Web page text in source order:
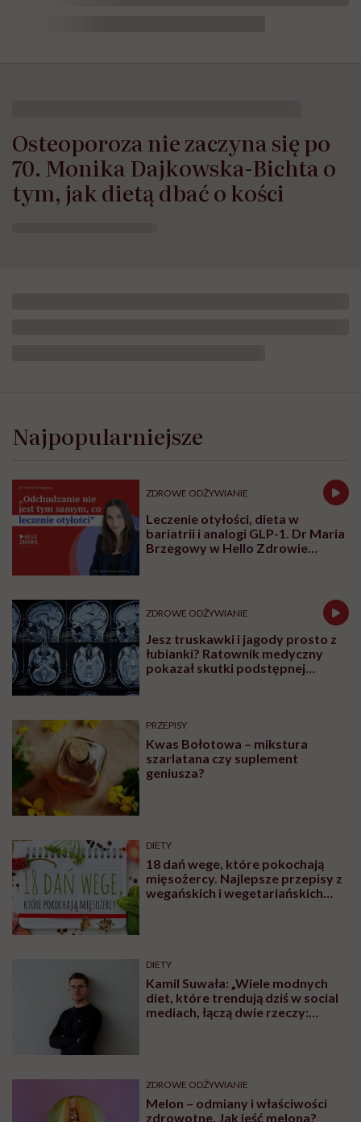
Osteoporoza nie zaczyna się po
70. Monika Dajkowska-Bichta o
tym, jak dietą dbać o kości
Najpopularniejsze
ZDROWE ODŻYWIANIE
Leczenie otyłości, dieta w
bariatrii i analogi GLP-1. Dr Maria
Brzegowy w Hello Zdrowie
ZDROWE ODŻYWIANIE
Jesz truskawki i jagody prosto z
łubianki? Ratownik medyczny
pokazał skutki podstępnej
PRZEPISY
Kwas Bołotowa – mikstura
szarlatana czy suplement
geniusza?
DIETY
18 dań wege, które pokochają
mięsożercy. Najlepsze przepisy z
wegańskich i wegetariańskich
DIETY
Kamil Suwała: „Wiele modnych
diet, które trendują dziś w social
mediach, łączą dwie rzeczy:
ZDROWE ODŻYWIANIE
Melon – odmiany i właściwości
zdrowotne. Jak jeść melona?